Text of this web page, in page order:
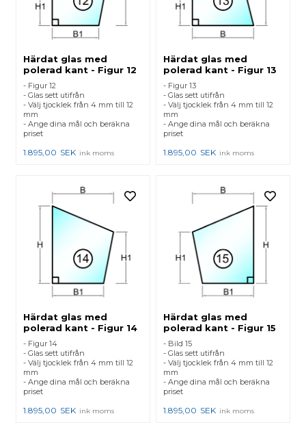
Härdat glas med
polerad kant - Figur 12
- Figur 12
- Glas sett utifrån
- Välj tjocklek från 4 mm till 12
mm
- Ange dina mål och beräkna
priset
1.895,00 SEK ink moms
Härdat glas med
polerad kant - Figur 13
- Figur 13
- Glas sett utifrån
- Välj tjocklek från 4 mm till 12
mm
- Ange dina mål och beräkna
priset
1.895,00 SEK ink moms
Härdat glas med
polerad kant - Figur 14
- Figur 14
- Glas sett utifrån
- Välj tjocklek från 4 mm till 12
mm
- Ange dina mål och beräkna
priset
1.895,00 SEK ink moms
Härdat glas med
polerad kant - Figur 15
- Bild 15
- Glas sett utifrån
- Välj tjocklek från 4 mm till 12
mm
- Ange dina mål och beräkna
priset
1.895,00 SEK ink moms